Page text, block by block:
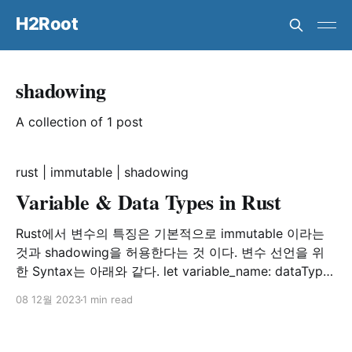
H2Root
shadowing
A collection of 1 post
rust immutable shadowing
Variable & Data Types in Rust
Rust에서 변수의 특징은 기본적으로 immutable 이라는
것과 shadowing을 허용한다는 것 이다. 변수 선언을 위
한 Syntax는 아래와 같다. let variable_name: dataType
Compound Type(tuple, array)들에 대해서는 아래에서
08 12월 20231 min read